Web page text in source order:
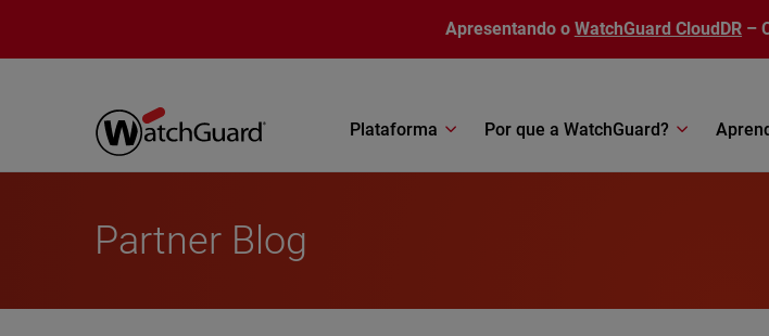
Apresentando o WatchGuard CloudDR –
Plataforma Por que a WatchGuard?
Partner Blog